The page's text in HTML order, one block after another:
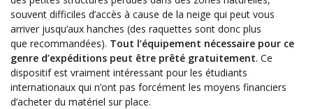
souvent difficiles d’accès à cause de la neige qui peut vous
arriver jusqu’aux hanches (des raquettes sont donc plus
que recommandées). Tout l’équipement nécessaire pour ce
genre d’expéditions peut être prêté gratuitement. Ce
dispositif est vraiment intéressant pour les étudiants
internationaux qui n’ont pas forcément les moyens financiers
d’acheter du matériel sur place.